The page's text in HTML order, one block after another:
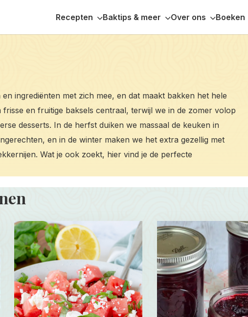
Recepten Baktips & meer Over ons Boeken
ingrediënten met zich mee, en dat maakt bakken het hele
en fruitige baksels centraal, terwijl we in de zomer volop
desserts. In de herfst duiken we massaal de keuken in
en in de winter maken we het extra gezellig met
Wat je ook zoekt, hier vind je de perfecte
Read
more
about
Watermeloen-
feta
salade
Read
more
about
Zelf
bramenjam
maken